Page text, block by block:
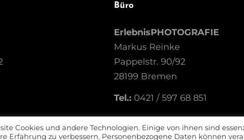
Büro
ErlebnisPHOTOGRAFIE
Markus Reinke
Pappelstr. 90/92
28199 Bremen
Tel.: 0421 / 597 68 851
Cookies und andere Technologien. Einige von ihnen sind
Erfahrung zu verbessern. Personenbezogene Daten können